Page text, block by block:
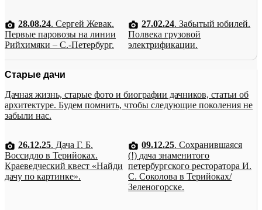
28.08.24. Сергей Жевак.
Первые паровозы на линии
Рийхимяки – С.-Петербург.
27.02.24. Забытый юбилей.
Полвека грузовой
электрификации.
Старые дачи
Дачная жизнь, старые фото и биографии дачников, статьи об
архитектуре. Будем помнить, чтобы следующие поколения не
забыли нас.
26.12.25. Дача Г. Б.
Воссидло в Терийоках.
Краеведческий квест «Найди
дачу по картинке».
09.12.25. Сохранившаяся
(!) дача знаменитого
петербургского ресторатора И.
С. Соколова в Терийоках/
Зеленогорске.